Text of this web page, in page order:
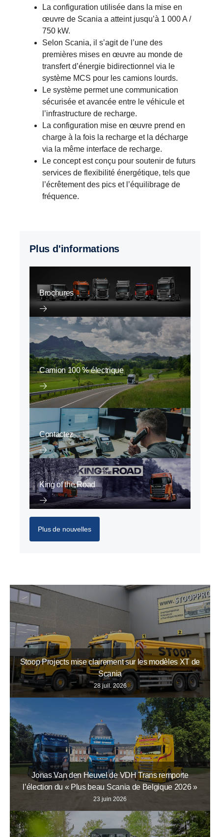
La configuration utilisée dans la mise en
œuvre de Scania a atteint jusqu’à 1 000 A /
750 kW.
Selon Scania, il s’agit de l’une des
premières mises en œuvre au monde de
transfert d’énergie bidirectionnel via le
système MCS pour les camions lourds.
Le système permet une communication
sécurisée et avancée entre le véhicule et
l’infrastructure de recharge.
La configuration mise en œuvre prend en
charge à la fois la recharge et la décharge
via la même interface de recharge.
Le concept est conçu pour soutenir de futurs
services de flexibilité énergétique, tels que
l’écrêtement des pics et l’équilibrage de
fréquence.
Plus d'informations
Brochures
Camion 100 % électrique
Contactez
King of the Road
Plus de nouvelles
Stoop Projects mise clairement sur les modèles XT de
Scania
28 juil. 2026
Jonas Van den Heuvel de VDH Trans remporte
l’élection du « Plus beau Scania de Belgique 2026 »
23 juin 2026